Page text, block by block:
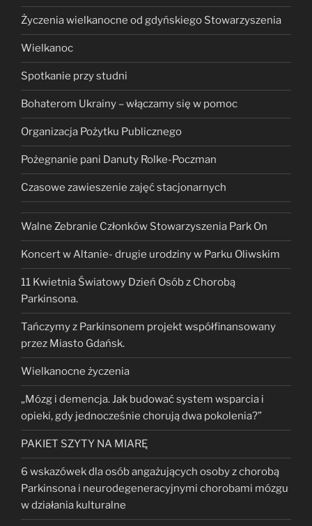
Życzenia wielkanocne od gdyńskiego Stowarzyszenia
Wielkanoc
Spotkanie przy studni
Bohaterom Ukrainy – włączamy się w pomoc
Organizacja Pożytku Publicznego
Pożegnanie pani Danuty Rolke-Poczman
Czasowe zawieszenie zajęć stacjonarnych
Walne Zebranie Członków Stowarzyszenia Park On
Koncert w Altanie- drugie urodziny w Parku Oliwskim
11 Kwietnia Światowy Dzień Osób z Chorobą
Parkinsona.
Tańczymy z Parkinsonem projekt współfinansowany
przez Miasto Gdańsk.
Wielkanocne życzenia
„Mózg i demencja. Jak budować system wsparcia i
opieki, gdy jednocześnie chorują dwa pokolenia?”
PAKIET SZYTY NA MIARĘ
6 wskazówek dla osób angażujących osoby z chorobą
Parkinsona i neurodegeneracyjnymi chorobami mózgu
w działania kulturalne